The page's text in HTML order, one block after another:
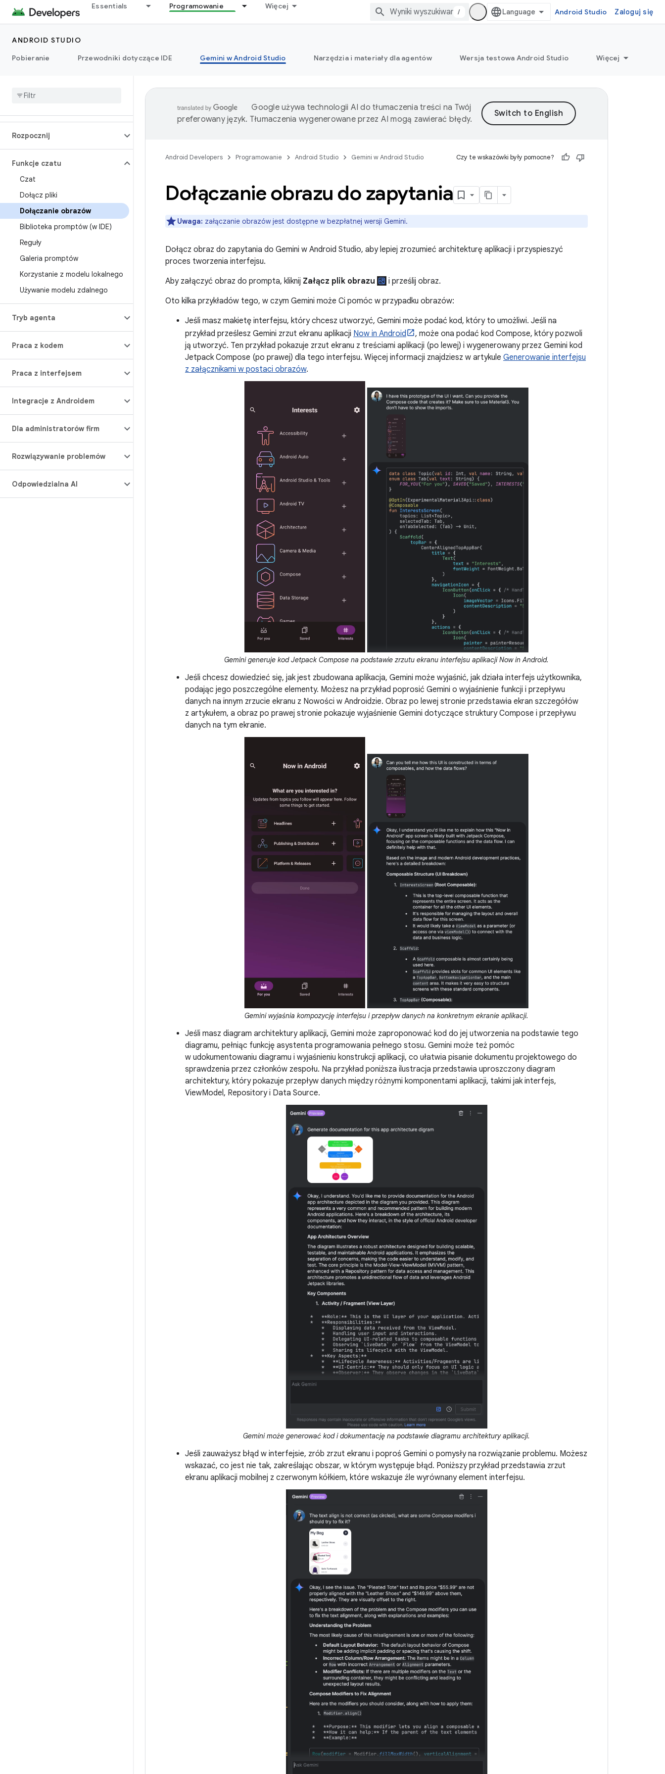
Essentials Programowanie Więcej
/ Android Studio Zaloguj się
ANDROID STUDIO
Pobieranie
Przewodniki dotyczące IDE Gemini w Android Studio Narzędzia i materiały dla agentów Wersja testowa Android Studio Więcej
Rozpocznij
Funkcje czatu
Czat
Dołącz pliki
Dołączanie obrazów
Biblioteka promptów (w IDE)
Reguły
Galeria promptów
Korzystanie z modelu lokalnego
Używanie modelu zdalnego
Tryb agenta
Praca z kodem
Praca z interfejsem
Integracje z Androidem
Dla administratorów firm
Rozwiązywanie problemów
Odpowiedzialna AI
Google używa technologii AI do tłumaczenia treści na Twój
preferowany język. Tłumaczenia wygenerowane przez AI mogą zawierać błędy.
Android Developers Programowanie Android Studio Gemini w Android Studio Czy te wskazówki były pomocne?
Dołączanie obrazu do zapytania
Uwaga: załączanie obrazów jest dostępne w bezpłatnej wersji Gemini.
Dołącz obraz do zapytania do Gemini w Android Studio, aby lepiej zrozumieć architekturę aplikacji i przyspieszyć
proces tworzenia interfejsu.
Aby załączyć obraz do prompta, kliknij Załącz plik obrazu
i prześlij obraz.
Oto kilka przykładów tego, w czym Gemini może Ci pomóc w przypadku obrazów:
Jeśli masz makietę interfejsu, który chcesz utworzyć, Gemini może podać kod, który to umożliwi. Jeśli na
przykład prześlesz Gemini zrzut ekranu aplikacji Now in Android
, może ona podać kod Compose, który pozwoli
ją utworzyć. Ten przykład pokazuje zrzut ekranu z treściami aplikacji (po lewej) i wygenerowany przez Gemini kod
Jetpack Compose (po prawej) dla tego interfejsu. Więcej informacji znajdziesz w artykule Generowanie interfejsu
z załącznikami w postaci obrazów.
Gemini generuje kod Jetpack Compose na podstawie zrzutu ekranu interfejsu aplikacji Now in Android.
Jeśli chcesz dowiedzieć się, jak jest zbudowana aplikacja, Gemini może wyjaśnić, jak działa interfejs użytkownika,
podając jego poszczególne elementy. Możesz na przykład poprosić Gemini o wyjaśnienie funkcji i przepływu
danych na innym zrzucie ekranu z Nowości w Androidzie. Obraz po lewej stronie przedstawia ekran szczegółów
z artykułem, a obraz po prawej stronie pokazuje wyjaśnienie Gemini dotyczące struktury Compose i przepływu
danych na tym ekranie.
Gemini wyjaśnia kompozycję interfejsu i przepływ danych na konkretnym ekranie aplikacji.
Jeśli masz diagram architektury aplikacji, Gemini może zaproponować kod do jej utworzenia na podstawie tego
diagramu, pełniąc funkcję asystenta programowania pełnego stosu. Gemini może też pomóc
w udokumentowaniu diagramu i wyjaśnieniu konstrukcji aplikacji, co ułatwia pisanie dokumentu projektowego do
sprawdzenia przez członków zespołu. Na przykład poniższa ilustracja przedstawia uproszczony diagram
architektury, który pokazuje przepływ danych między różnymi komponentami aplikacji, takimi jak interfejs,
ViewModel, Repository i Data Source.
Gemini może generować kod i dokumentację na podstawie diagramu architektury aplikacji.
Jeśli zauważysz błąd w interfejsie, zrób zrzut ekranu i poproś Gemini o pomysły na rozwiązanie problemu. Możesz
wskazać, co jest nie tak, zakreślając obszar, w którym występuje błąd. Poniższy przykład przedstawia zrzut
ekranu aplikacji mobilnej z czerwonym kółkiem, które wskazuje źle wyrównany element interfejsu.